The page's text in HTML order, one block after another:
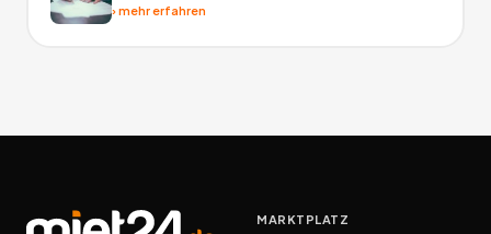
›mehr erfahren
MARKTPLATZ